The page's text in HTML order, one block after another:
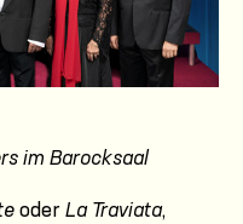
im Barocksaal
oder La Traviata,